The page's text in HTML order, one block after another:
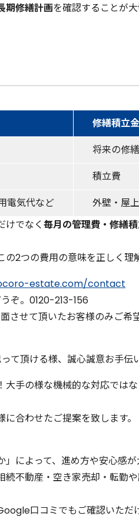
期修繕計画を確認することが大
修繕積立金
将来の修
積立費
電気代など
外壁・屋
けでなく毎月の管理費・修繕
2つの費用の意味を正しく理
estate.com/contact
ぞ。0120-213-156
させて頂いたお客様のみご希
て頂ける様、誠心誠意お手伝
手の様な機械的な対応では
合わせたご提案を致します。
によって、進め方や安心感が
不動産・空き家売却・転勤
口コミでもご確認いただ